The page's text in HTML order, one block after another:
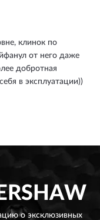
клинок по
от него даже
добротная
в эксплуатации))
о эксклюзивных